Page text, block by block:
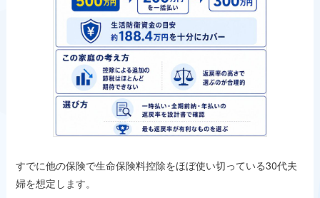
すでに他の保険で生命保険料控除をほぼ使い切っている30代夫
婦を想定します。